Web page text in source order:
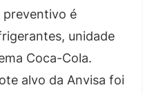
é
unidade
Coca-Cola.
alvo da Anvisa foi